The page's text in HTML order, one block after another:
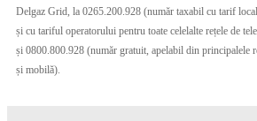
Delgaz Grid, la 0265.200.928 (număr taxabil cu tarif
și cu tariful operatorului pentru toate celelalte rețele de
și 0800.800.928 (număr gratuit, apelabil din principalele
și mobilă).